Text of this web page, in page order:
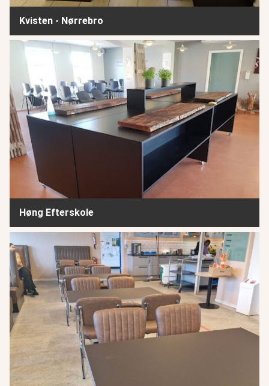
Kvisten - Nørrebro
Høng Efterskole
Høng Efterskole
Fritidscenter Tingbjerg - København